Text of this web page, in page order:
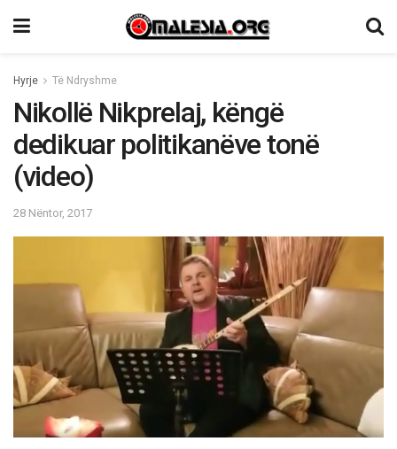
Hyrje Të Ndryshme
Nikollë Nikprelaj, këngë
dedikuar politikanëve tonë
(video)
28 Nëntor, 2017